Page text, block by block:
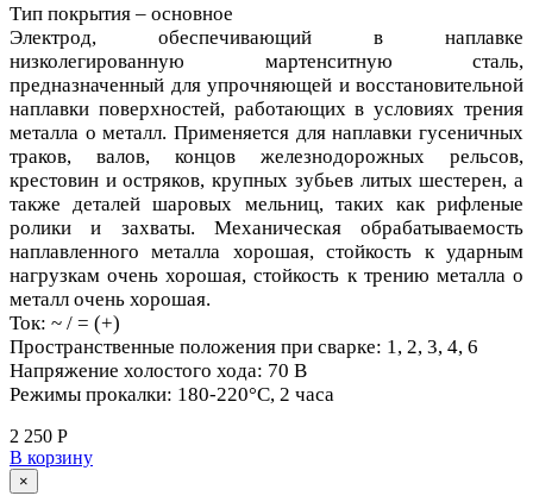
Тип покрытия – основное
Электрод, обеспечивающий в наплавке
низколегированную мартенситную сталь,
предназначенный для упрочняющей и восстановительной
наплавки поверхностей, работающих в условиях трения
металла о металл. Применяется для наплавки гусеничных
траков, валов, концов железнодорожных рельсов,
крестовин и остряков, крупных зубьев литых шестерен, а
также деталей шаровых мельниц, таких как рифленые
ролики и захваты. Механическая обрабатываемость
наплавленного металла хорошая, стойкость к ударным
нагрузкам очень хорошая, стойкость к трению металла о
металл очень хорошая.
Ток: ~ / = (+)
Пространственные положения при сварке: 1, 2, 3, 4, 6
Напряжение холостого хода: 70 В
Режимы прокалки: 180-220°С, 2 часа
2 250 Р
В корзину
×